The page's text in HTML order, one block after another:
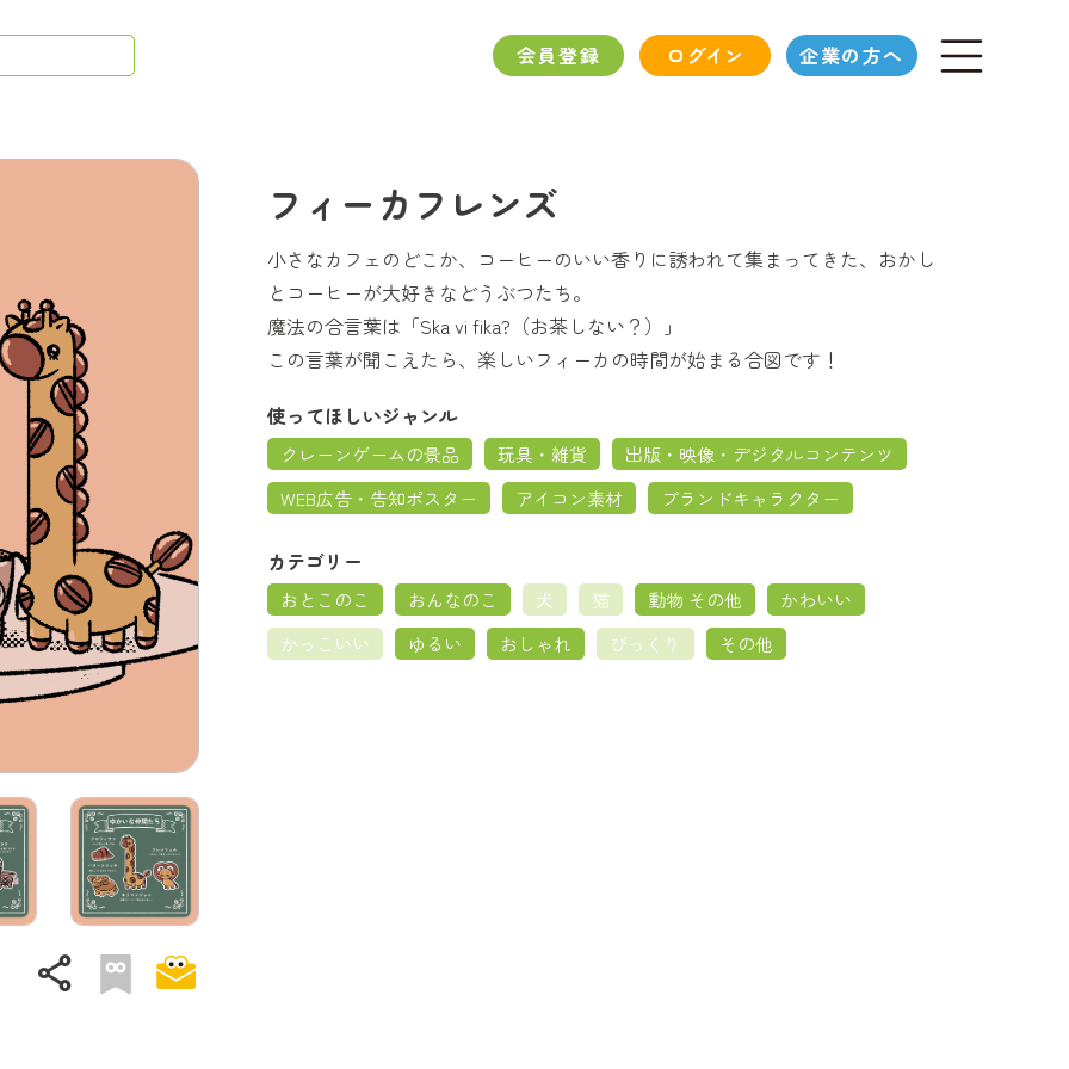
会員登録 ログイン 企業の方へ
share
フィーカフレンズ
小さなカフェのどこか、コーヒーのいい香りに誘われて集まってきた、おかし
とコーヒーが大好きなどうぶつたち。
魔法の合言葉は「Ska vi fika?（お茶しない？）」
この言葉が聞こえたら、楽しいフィーカの時間が始まる合図です！
使ってほしいジャンル
クレーンゲームの景品 玩具・雑貨
出版・映像・デジタルコンテンツ
WEB広告・告知ポスター
アイコン素材 ブランドキャラクター
カテゴリー
おとこのこ おんなのこ 犬 猫 動物 その他
かわいい
かっこいい
ゆるい おしゃれ びっくり その他